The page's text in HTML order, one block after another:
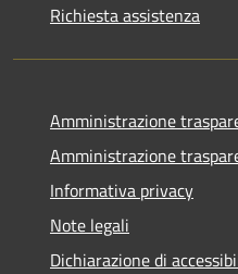
Richiesta assistenza
Amministrazione
Amministrazione
Informativa privacy
Note legali
Dichiarazione di